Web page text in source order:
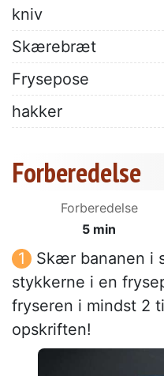
kniv
Skærebræt
Frysepose
hakker
Forberedelse
Forberedelse
5 min
Skær bananen i
stykkerne i en
fryseren i mindst 2
opskriften!